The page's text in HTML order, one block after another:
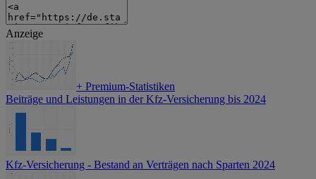
Anzeige
+ Premium-Statistiken
Beiträge und Leistungen in der Kfz-Versicherung bis 2024
Kfz-Versicherung - Bestand an Verträgen nach Sparten 2024